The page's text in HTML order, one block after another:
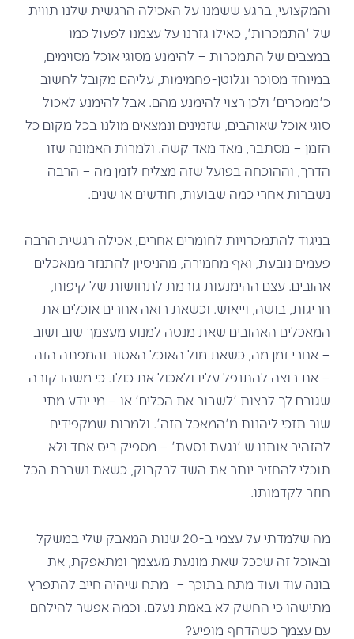
והמקצועי, ברגע ששמנו על האכילה הרגשית שלנו תווית
של 'התמכרות', כאילו גזרנו על עצמנו לפעול כמו
במצבים של התמכרות – להימנע מסוגי אוכל מסוימים,
במיוחד מסוכר וגלוטן-פחמימות, עליהם מקובל לחשוב
כ'ממכרים' ולכן רצוי להימנע מהם. אבל להימנע לאכול
סוגי אוכל שאוהבים, שזמינים ונמצאים מולנו בכל מקום כל
הזמן – מסתבר, מאד מאד קשה. ולמרות האמונה שזו
הדרך, וההוכחה בפועל שזה מצליח לזמן מה – הרבה
נשברות אחרי כמה שבועות, חודשים או שנים.
בניגוד להתמכרויות לחומרים אחרים, אכילה רגשית הרבה
פעמים נובעת, ואף מחמירה, מהניסיון להתנזר ממאכלים
אהובים. עצם ההימנעות גורמת לתחושות של קיפוח,
חריגות, בושה, וייאוש. וכשאת רואה אחרים אוכלים את
המאכלים האהובים שאת מנסה למנוע מעצמך שוב ושוב
– אחרי זמן מה, כשאת מול האוכל האסור והמפתה הזה
– את רוצה להתנפל עליו ולאכול את כולו. כי משהו קורה
שגורם לך לרצות 'לשבור את הכלים' או – מי יודע מתי
שוב תזכי ליהנות מ'המאכל הזה'. ולמרות שמקפידים
להזהיר אותנו ש 'נגעת נסעת' – מספיק ביס אחד ולא
תוכלי להחזיר יותר את השד לבקבוק, כשאת נשברת הכל
חוזר לקדמותו.
מה שלמדתי על עצמי ב-20 שנות המאבק שלי במשקל
ובאוכל זה שככל שאת מונעת מעצמך ומתאפקת, את
בונה עוד ועוד מתח בתוכך – מתח שיהיה חייב להתפרץ
מתישהו כי החשק לא באמת נעלם. וכמה אפשר להילחם
עם עצמך כשהדחף מופיע?